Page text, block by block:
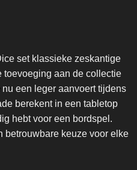
set klassieke zeskantige
toevoeging aan de collectie
een leger aanvoert tijdens
berekent in een tabletop
hebt voor een bordspel.
betrouwbare keuze voor elke